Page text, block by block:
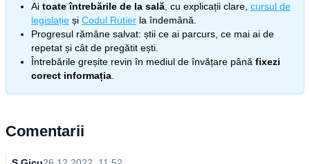
Ai toate întrebările de la sală , cu explicații clare, cursul de
legislație și Codul Rutier la îndemână.
Progresul rămâne salvat: știi ce ai parcurs, ce mai ai de
repetat și cât de pregătit ești.
Întrebările greșite revin în mediul de învățare până fixezi
corect informația
Comentarii